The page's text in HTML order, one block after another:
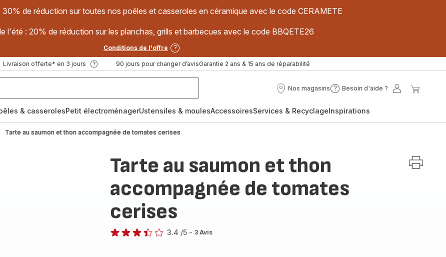
de réduction sur toutes nos poêles et casseroles en céramique avec le code CERAMETE
l'été : 20% de réduction sur les planchas, grills et barbecues avec le code BBQETE26
Conditions de l'offre
Livraison offerte* en 3 jours 90 jours pour changer d’avisGarantie 2 ans & 15 ans de réparabilité
Nos magasins
Nos
Besoin d'aide ?
Besoin
?
Mon
& casserolesPetit électroménagerUstensiles & moulesAccessoiresServices & RecyclageInspirations
Tarte au saumon et thon accompagnée de tomates cerises
Tarte au saumon et thon
accompagnée de tomates
cerises
3.4 /5 - 3 Avis